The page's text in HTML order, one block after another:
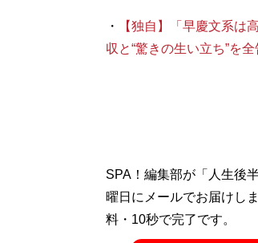
・
【独自】「早慶文系は
収と“驚きの生い立ち”を全
SPA！編集部が「人生後
曜日にメールでお届けし
料・10秒で完了です。